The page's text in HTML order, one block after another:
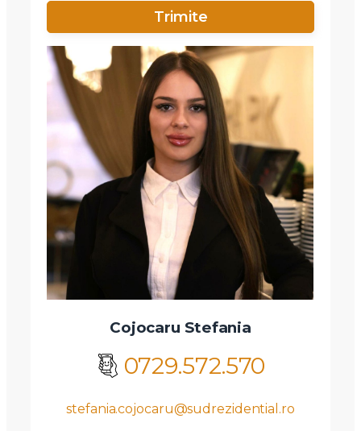
Cojocaru Stefania
0729.572.570
stefania.cojocaru@sudrezidential.ro
Telefon
Am citit si sunt de acord cu
termenii si conditiile
Sunt de acord cu
prelucrarea datelor cu caracter personal